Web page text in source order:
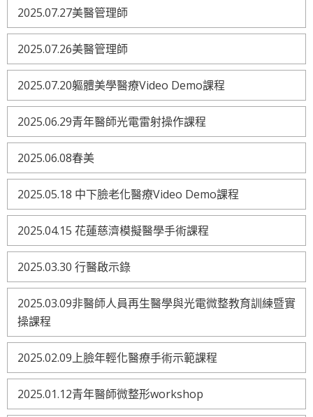
2025.07.27美醫管理師
2025.07.26美醫管理師
2025.07.20軀體美學醫療Video Demo課程
2025.06.29青年醫師光電雷射操作課程
2025.06.08春美
2025.05.18 中下臉老化醫療Video Demo課程
2025.04.15 花蓮慈濟模擬醫學手術課程
2025.03.30 行醫啟示錄
2025.03.09非醫師人員再生醫學與光電微整教育訓練暨實
操課程
2025.02.09上臉年輕化醫療手術示範課程
2025.01.12青年醫師微整形workshop